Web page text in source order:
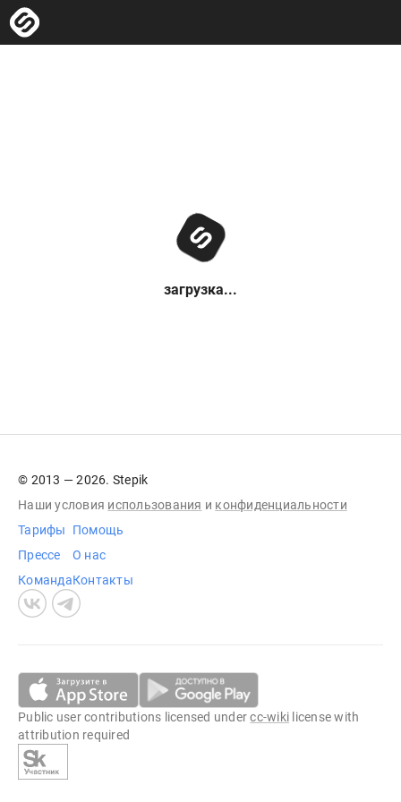
загрузка...
© 2013 — 2026. Stepik
Наши условия использования и конфиденциальности
Тарифы
Прессе
Команда
Помощь
О нас
Контакты
Public user contributions licensed undercc-wiki license with
attribution required